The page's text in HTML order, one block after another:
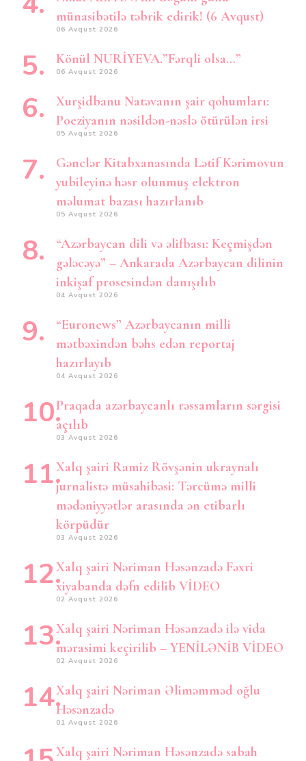
münasibətilə təbrik edirik! (6 Avqust)
06 Avqust 2026
Könül NURİYEVA.”Fərqli olsa…”
06 Avqust 2026
Xurşidbanu Natəvanın şair qohumları:
Poeziyanın nəsildən-nəslə ötürülən irsi
05 Avqust 2026
Gənclər Kitabxanasında Lətif Kərimovun
yubileyinə həsr olunmuş elektron
məlumat bazası hazırlanıb
05 Avqust 2026
“Azərbaycan dili və əlifbası: Keçmişdən
gələcəyə” – Ankarada Azərbaycan dilinin
inkişaf prosesindən danışılıb
04 Avqust 2026
“Euronews” Azərbaycanın milli
mətbəxindən bəhs edən reportaj
hazırlayıb
04 Avqust 2026
Praqada azərbaycanlı rəssamların sərgisi
açılıb
03 Avqust 2026
Xalq şairi Ramiz Rövşənin ukraynalı
jurnalistə müsahibəsi: Tərcümə milli
mədəniyyətlər arasında ən etibarlı
körpüdür
03 Avqust 2026
Xalq şairi Nəriman Həsənzadə Fəxri
xiyabanda dəfn edilib VİDEO
02 Avqust 2026
Xalq şairi Nəriman Həsənzadə ilə vida
mərasimi keçirilib – YENİLƏNİB VİDEO
02 Avqust 2026
Xalq şairi Nəriman Əliməmməd oğlu
Həsənzadə
01 Avqust 2026
Xalq şairi Nəriman Həsənzadə sabah